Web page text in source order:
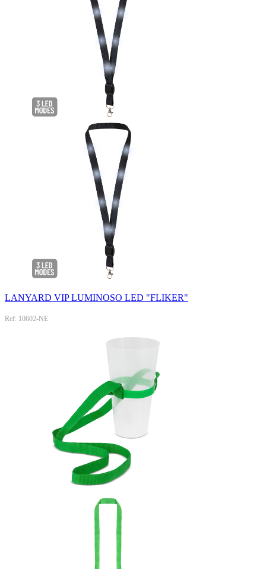
LANYARD VIP LUMINOSO LED "FLIKER"
Ref: 10602-NE